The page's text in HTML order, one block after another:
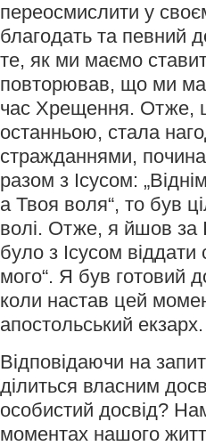
переосмислити у
благодать та певний
те, як ми маємо
повторював, що ми
час Хрещення. Отже,
останньою, стала
стражданнями,
разом з Ісусом:
а Твоя воля“, то був
волі. Отже, я йшов за
було з Ісусом
мого“. Я був готовий
коли настав цей
апостольський екзарх.
Відповідаючи на
ділиться власним
особистий досвід?
моментах нашого